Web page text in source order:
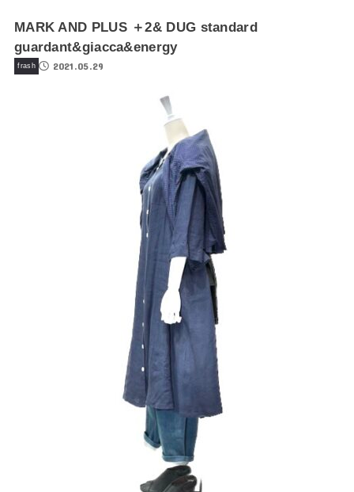
MARK AND PLUS ＋2& DUG standard
guardant&giacca&energy
frash 2021.05.29